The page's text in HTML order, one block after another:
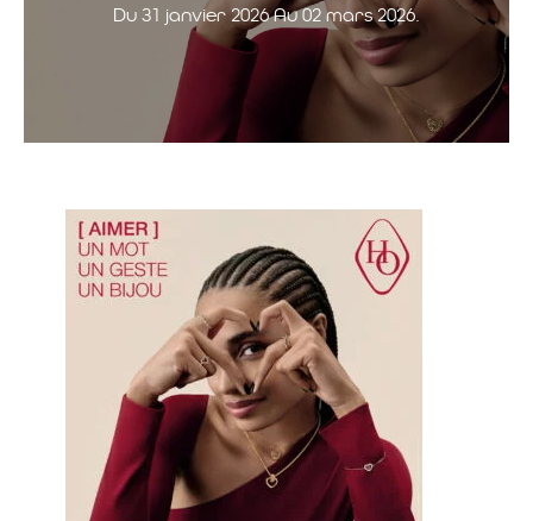
Du 31 janvier 2026 Au 02 mars 2026.